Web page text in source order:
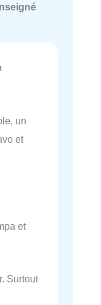
un
et
et
Surtout